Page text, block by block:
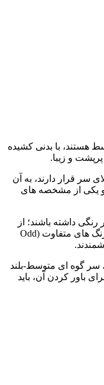
هستند، با بدنی کشیده
و زیبا.
سر قرار دارند، به آن‌
یکی از مشخصه‌ های
داشته باشند؛ از
آبی، سبز، کهربایی تا مسی. چشم‌ های با رنگ‌ های متفاوت (Odd
سر گوه‌ ای متوسط-بلند
باور کردن آن، باید